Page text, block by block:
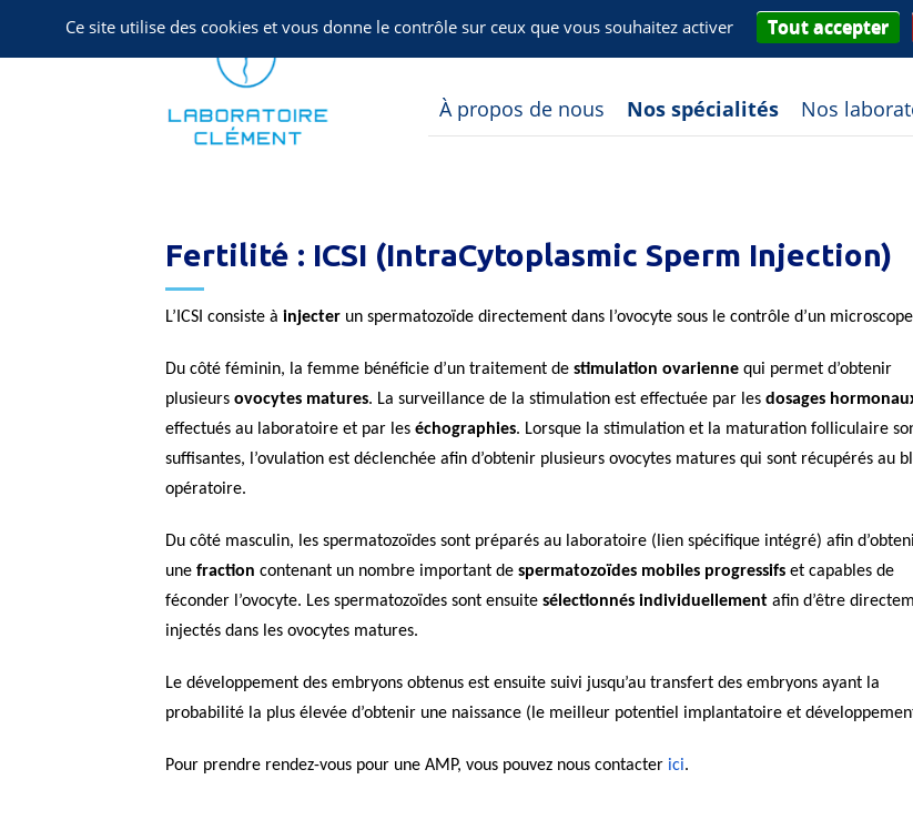
Ce site utilise des cookies et vous donne le contrôle sur ceux que vous souhaitez activer Tout accepter
Espace PATIENTS Espace PROFESSIONNELS
À propos de nous Nos spécialités Nos
Vous êtes ici
Fertilité : ICSI (IntraCytoplasmic Sperm Injection)
L’ICSI consiste àinjecter un spermatozoïde directement dans l’ovocyte sous le contrôle d’un
Du côté féminin, la femme bénéficie d’un traitement destimulation ovarienne qui permet d’obtenir
plusieursovocytes matures. La surveillance de la stimulation est effectuée par lesdosages
effectués au laboratoire et par leséchographies. Lorsque la stimulation et la maturation folliculaire
suffisantes, l’ovulation est déclenchée afin d’obtenir plusieurs ovocytes matures qui sont récupérés au
opératoire.
Du côté masculin, les spermatozoïdes sont préparés au laboratoire (lien spécifique intégré) afin
unefraction contenant un nombre important despermatozoïdes mobiles progressifset capables de
féconder l’ovocyte. Les spermatozoïdes sont ensuitesélectionnés individuellement afin d’être
injectés dans les ovocytes matures.
Le développement des embryons obtenus est ensuite suivi jusqu’au transfert des embryons ayant la
probabilité la plus élevée d’obtenir une naissance (le meilleur potentiel implantatoire et
Pour prendre rendez-vous pour une AMP, vous pouvez nous contacter ici.